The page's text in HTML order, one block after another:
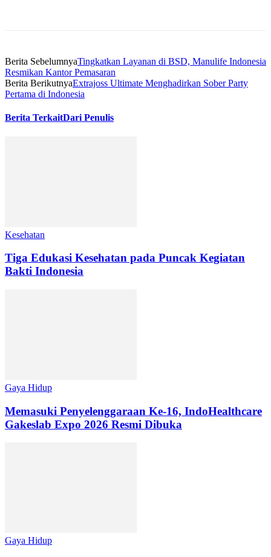
Berita SebelumnyaTingkatkan Layanan di BSD, Manulife Indonesia
Resmikan Kantor Pemasaran
Berita BerikutnyaExtrajoss Ultimate Menghadirkan Sober Party
Pertama di Indonesia
Berita TerkaitDari Penulis
Kesehatan
Tiga Edukasi Kesehatan pada Puncak Kegiatan
Bakti Indonesia
Gaya Hidup
Memasuki Penyelenggaraan Ke-16, IndoHealthcare
Gakeslab Expo 2026 Resmi Dibuka
Gaya Hidup